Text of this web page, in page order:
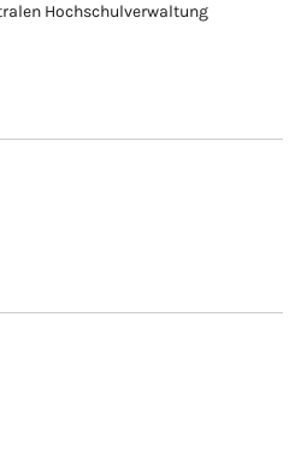
Hochschulverwaltung